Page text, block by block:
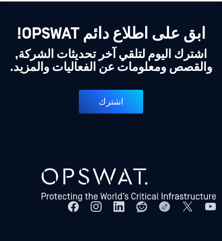
ابق على اطلاع دائم OPSWAT!
اشترك اليوم لتلقي آخر تحديثات الشركة,
والقصص ومعلومات عن الفعاليات والمزيد.
اشترك